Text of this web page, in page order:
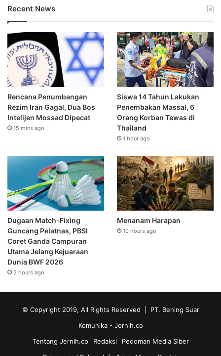
Recent News
Rencana Penumbangan
Rezim Iran Gagal, Dua Bos
Intelijen Mossad Dipecat
15 mins ago
Siswa 14 Tahun Lakukan
Penembakan Massal, 6
Orang Korban Tewas di
Thailand
1 hour ago
Dugaan Match-Fixing
Guncang Pelatnas, PBSI
Coret Ganda Campuran
Utama Jelang Kejuaraan
Dunia BWF 2026
2 hours ago
Menanam Harapan
10 hours ago
© Copyright 2019, All Rights Reserved | PT. Bening Suar
Komunika - Jernih.co
Tentang Jernih.co
Redaksi
Pedoman Media Siber